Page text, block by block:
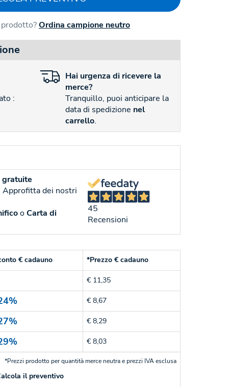
Ordina campione neutro
:
Hai urgenza di ricevere la
merce?
Tranquillo, puoi anticipare la
data di spedizione nel
carrello.
gratuite
Approfitta dei nostri
oCarta di
45
Recensioni
€ cadauno *Prezzo € cadauno
€ 11,35
€ 8,67
€ 8,29
€ 8,03
*Prezzi prodotto per quantità merce neutra e prezzi IVA esclusa
il preventivo